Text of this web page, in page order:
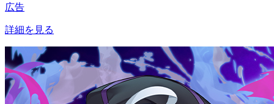
広告
詳細を見る